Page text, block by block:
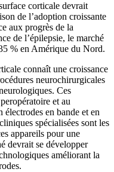
corticale devrait
de l’adoption croissante
aux progrès de la
de l’épilepsie, le marché
% en Amérique du Nord.
connaît une croissance
neurochirurgicales
Ces
et au
électrodes en bande et en
spécialisées sont les
appareils pour une
devrait se développer
améliorant la